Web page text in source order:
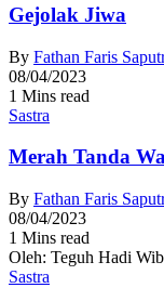
Gejolak Jiwa
By Fathan Faris
08/04/2023
1 Mins read
Sastra
Merah Tanda
By Fathan Faris
08/04/2023
1 Mins read
Oleh: Teguh Hadi
Sastra